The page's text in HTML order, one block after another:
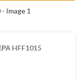
HFF1015